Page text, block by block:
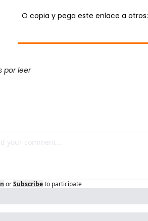
O copia y pega este enlace a otros:
por leer
orSubscribeto participate